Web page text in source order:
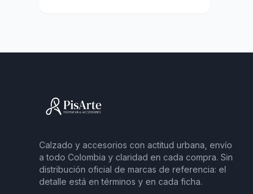
Calzado y accesorios con actitud urbana, envío
a todo Colombia y claridad en cada compra. Sin
distribución oficial de marcas de referencia: el
detalle está en términos y en cada ficha.